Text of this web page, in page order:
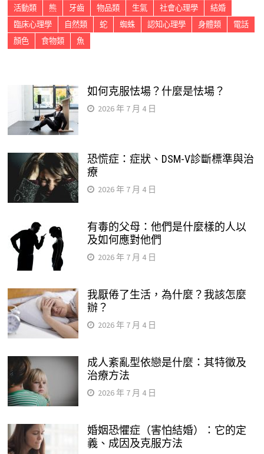
活動類
熊 牙齒 物品類 生氣 社會心理學
結婚
臨床心理學
自然類 蛇 蜘蛛 認知心理學 身體類
電話
顏色
食物類 魚
如何克服怯場？什麼是怯場？
2026 年 7 月 4 日
恐慌症：症狀、DSM-V診斷標準與治
療
2026 年 7 月 4 日
有毒的父母：他們是什麼樣的人以
及如何應對他們
2026 年 7 月 4 日
我厭倦了生活，為什麼？我該怎麼
辦？
2026 年 7 月 4 日
成人紊亂型依戀是什麼：其特徵及
治療方法
2026 年 7 月 4 日
婚姻恐懼症（害怕結婚）：它的定
義、成因及克服方法